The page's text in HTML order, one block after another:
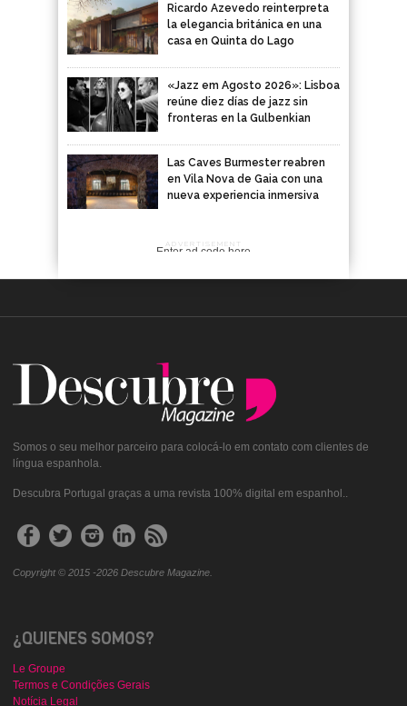
Ricardo Azevedo reinterpreta
la elegancia británica en una
casa en Quinta do Lago
«Jazz em Agosto 2026»: Lisboa
reúne diez días de jazz sin
fronteras en la Gulbenkian
Las Caves Burmester reabren
en Vila Nova de Gaia con una
nueva experiencia inmersiva
ADVERTISEMENT
Enter ad code here
Somos o seu melhor parceiro para colocá-lo em contato com clientes de
língua espanhola.
Descubra Portugal graças a uma revista 100% digital em espanhol..
Copyright © 2015 -2026 Descubre Magazine.
¿QUIENES SOMOS?
Le Groupe
Termos e Condições Gerais
Notícia Legal